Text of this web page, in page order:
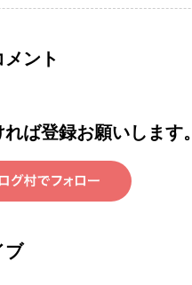
ント
ば登録お願いします。
ブ